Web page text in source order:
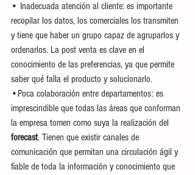
• Inadecuada atención al cliente: es importante
recopilar los datos, los comerciales los transmiten
y tiene que haber un grupo capaz de agruparlos y
ordenarlos. La post venta es clave en el
conocimiento de las preferencias, ya que permite
saber qué falla el producto y solucionarlo.
•Poca colaboración entre departamentos: es
imprescindible que todas las áreas que conforman
la empresa tomen como suya la realización del
forecast. Tienen que existir canales de
comunicación que permitan una circulación ágil y
fiable de toda la información y conocimiento que